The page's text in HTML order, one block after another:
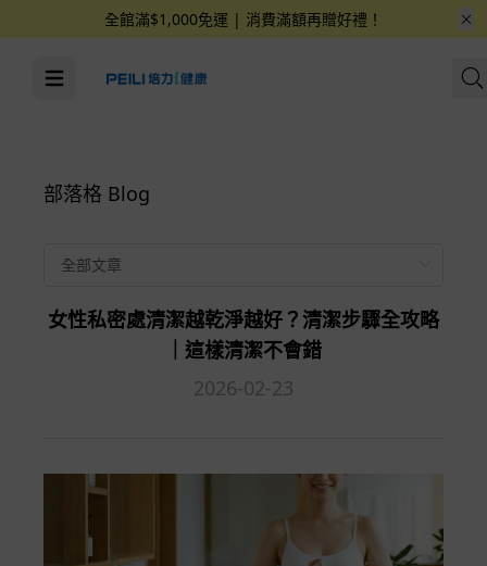
全館滿$1,000免運 | 消費滿額再贈好禮！
部落格 Blog
女性私密處清潔越乾淨越好？清潔步驟全攻略
｜這樣清潔不會錯
2026-02-23